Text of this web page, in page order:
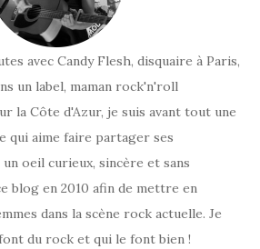
avec Candy Flesh, disquaire à Paris,
un label, maman rock'n'roll
la Côte d'Azur, je suis avant tout une
qui aime faire partager ses
oeil curieux, sincère et sans
blog en 2010 afin de mettre en
dans la scène rock actuelle. Je
du rock et qui le font bien !